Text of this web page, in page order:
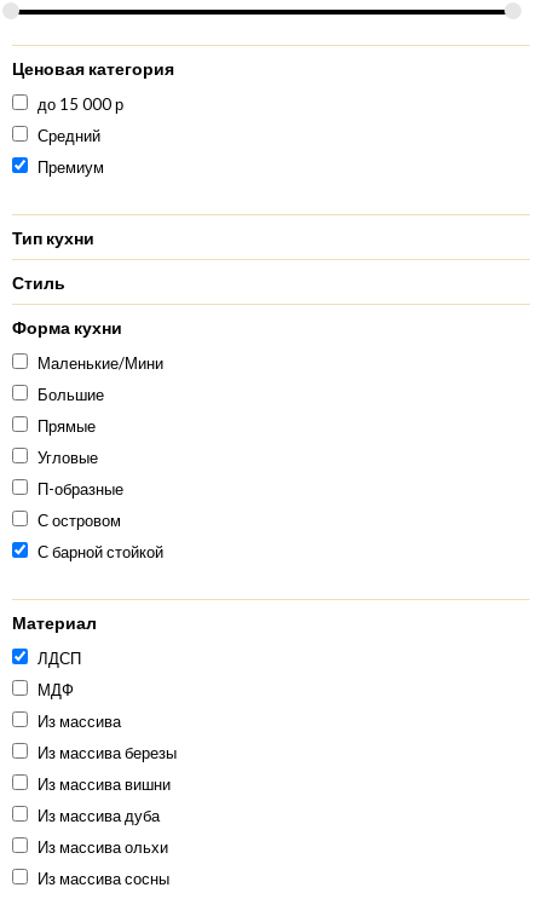
Ценовая категория
до 15 000 р
Средний
Премиум
Тип кухни
Стиль
Форма кухни
Маленькие/Мини
Большие
Прямые
Угловые
П-образные
С островом
С барной стойкой
Материал
ЛДСП
МДФ
Из массива
Из массива березы
Из массива вишни
Из массива дуба
Из массива ольхи
Из массива сосны